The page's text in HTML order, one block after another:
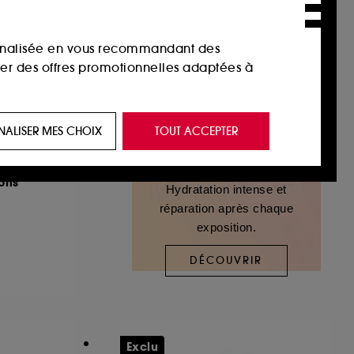
Hydratation intense et
réparation après chaque
exposition.
DÉCOUVRIR
Exclu
en vous recommandant des
des offres promotionnelles adaptées à
vous plaire via des publicités, y compris
navigation sur notre site afin d’en
fraudes aux moyens de paiement et les
TOUT ACCEPTER
MES CHOIX